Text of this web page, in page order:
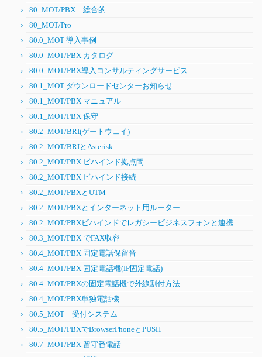
80_MOT/PBX 総合的
80_MOT/Pro
80.0_MOT 導入事例
80.0_MOT/PBX カタログ
80.0_MOT/PBX導入コンサルティングサービス
80.1_MOT ダウンロードセンターお知らせ
80.1_MOT/PBX マニュアル
80.1_MOT/PBX 保守
80.2_MOT/BRI(ゲートウェイ)
80.2_MOT/BRIとAsterisk
80.2_MOT/PBX ビハインド拠点間
80.2_MOT/PBX ビハインド接続
80.2_MOT/PBXとUTM
80.2_MOT/PBXとインターネット用ルーター
80.2_MOT/PBXビハインドでレガシービジネスフォンと連携
80.3_MOT/PBX でFAX収容
80.4_MOT/PBX 固定電話保留音
80.4_MOT/PBX 固定電話機(IP固定電話)
80.4_MOT/PBXの固定電話機で外線割付方法
80.4_MOT/PBX単独電話機
80.5_MOT 受付システム
80.5_MOT/PBXでBrowserPhoneとPUSH
80.7_MOT/PBX 留守番電話